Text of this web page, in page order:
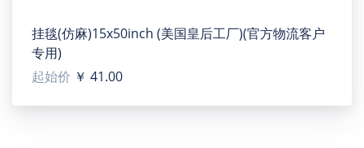
【特别说明】此尺码数据在衣服平铺下测量所得，因测
量方法不同，误差在2-4cm内的属于正常现象。
【包装体积】25cm x 19cm x 2cm
设计提示：
印刷区域图片大小：3560 x 4573 px
挂毯(仿麻)15x50inch (美国皇后工厂)(官方物流客户
专用)
起始价 ￥ 41.00